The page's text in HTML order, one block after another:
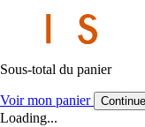
Sous-total du panier
Voir mon panier
Loading...